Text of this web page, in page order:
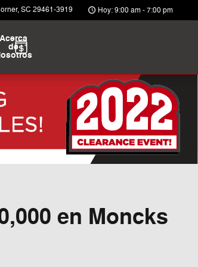
,SC 29461-3919 Hoy: 9:00 am - 7:00 pm
Acerca
de
en Moncks